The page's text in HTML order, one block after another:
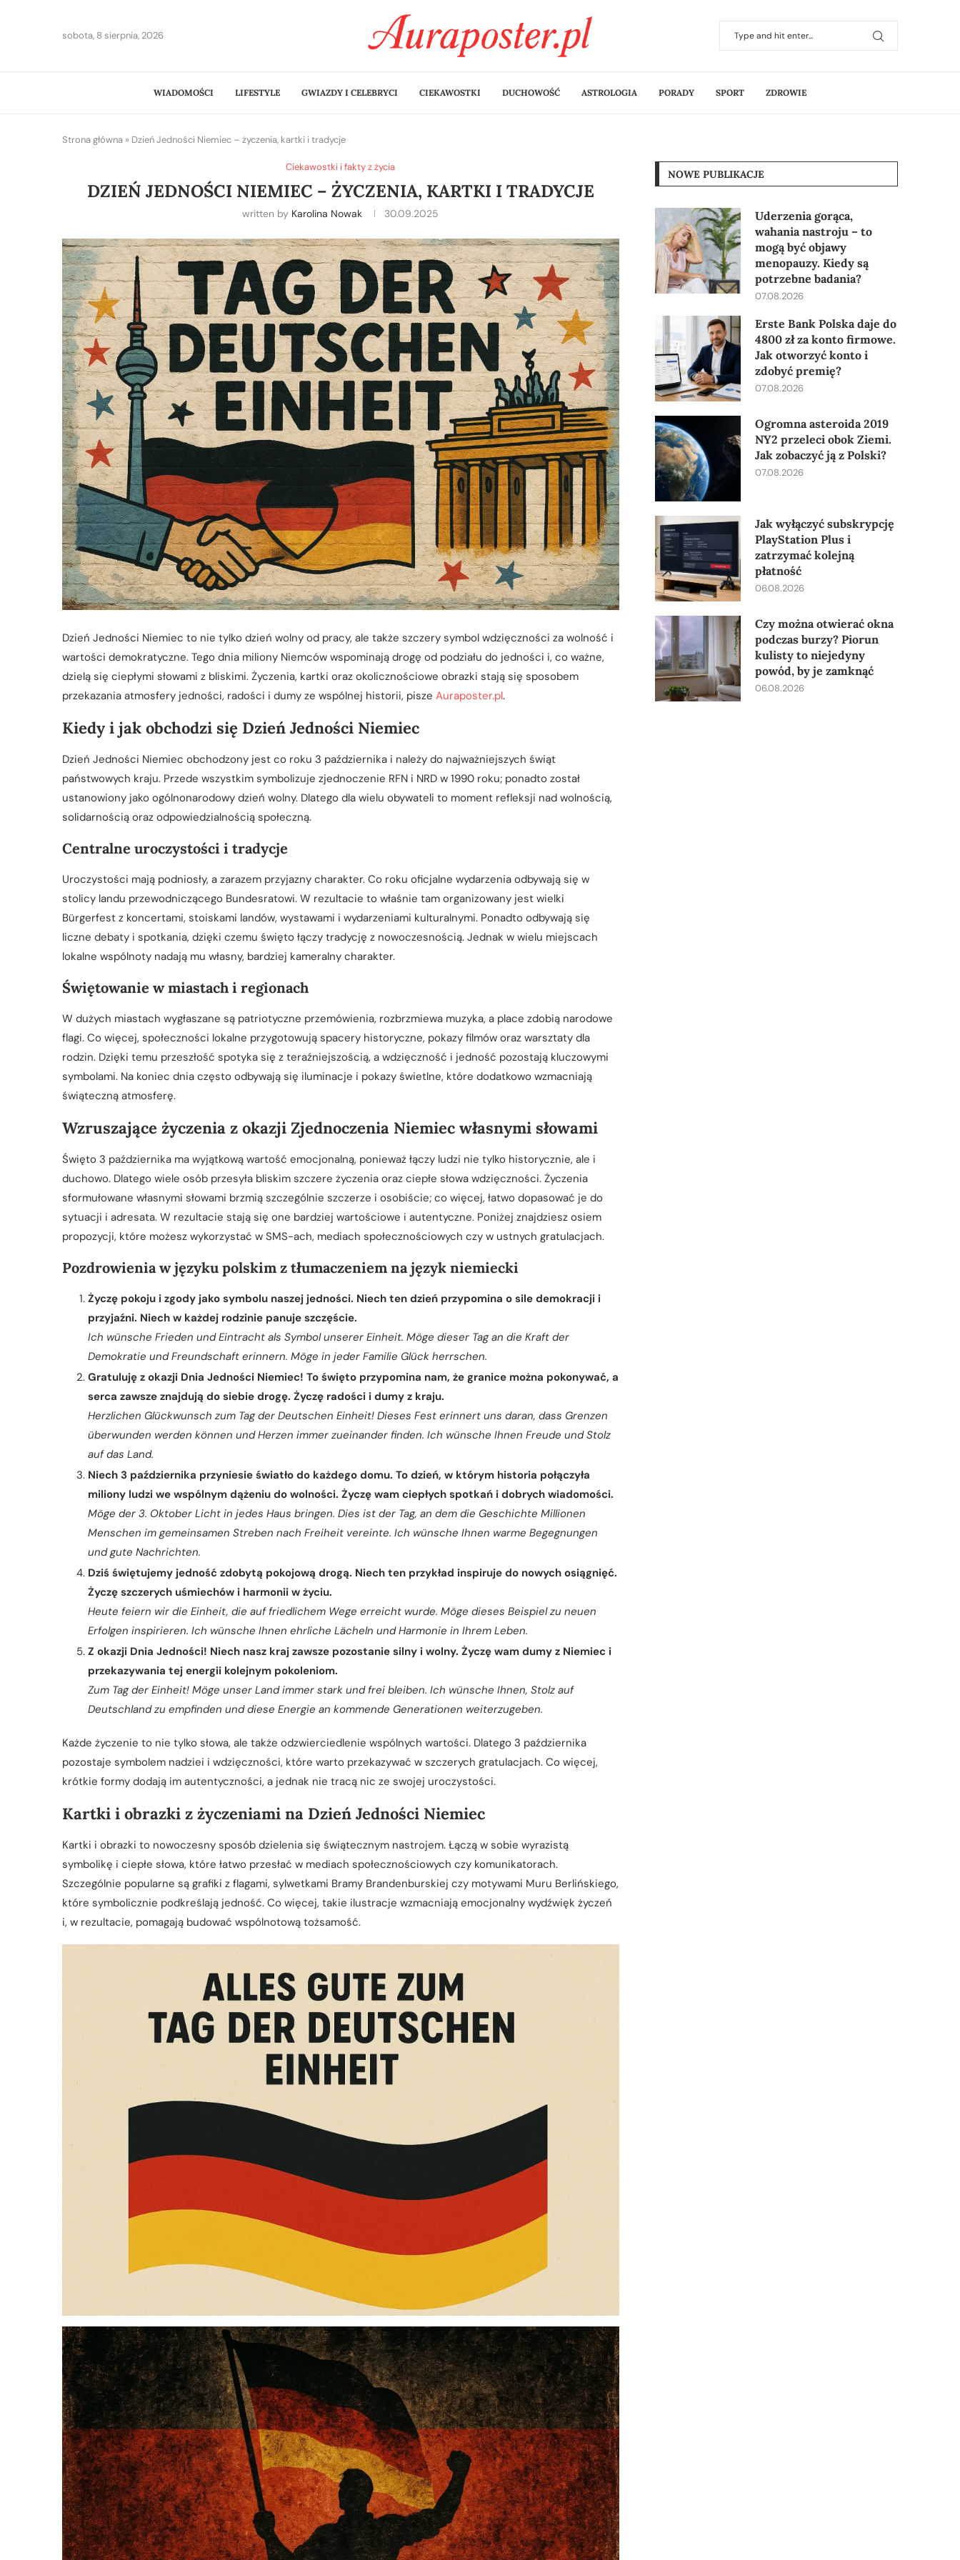
sobota, 8 sierpnia, 2026
WIADOMOŚCI LIFESTYLE GWIAZDY I CELEBRYCI CIEKAWOSTKI DUCHOWOŚĆ ASTROLOGIA PORADY SPORT ZDROWIE
Strona główna » Dzień Jedności Niemiec – życzenia, kartki i tradycje
Ciekawostki i fakty z życia
DZIEŃ JEDNOŚCI NIEMIEC – ŻYCZENIA, KARTKI I TRADYCJE
written by Karolina Nowak 30.09.2025
Dzień Jedności Niemiec to nie tylko dzień wolny od pracy, ale także szczery symbol wdzięczności za wolność i
wartości demokratyczne. Tego dnia miliony Niemców wspominają drogę od podziału do jedności i, co ważne,
dzielą się ciepłymi słowami z bliskimi. Życzenia, kartki oraz okolicznościowe obrazki stają się sposobem
przekazania atmosfery jedności, radości i dumy ze wspólnej historii, pisze Auraposter.pl.
Kiedy i jak obchodzi się Dzień Jedności Niemiec
Dzień Jedności Niemiec obchodzony jest co roku 3 października i należy do najważniejszych świąt
państwowych kraju. Przede wszystkim symbolizuje zjednoczenie RFN i NRD w 1990 roku; ponadto został
ustanowiony jako ogólnonarodowy dzień wolny. Dlatego dla wielu obywateli to moment refleksji nad wolnością,
solidarnością oraz odpowiedzialnością społeczną.
Centralne uroczystości i tradycje
Uroczystości mają podniosły, a zarazem przyjazny charakter. Co roku oficjalne wydarzenia odbywają się w
stolicy landu przewodniczącego Bundesratowi. W rezultacie to właśnie tam organizowany jest wielki
Bürgerfest z koncertami, stoiskami landów, wystawami i wydarzeniami kulturalnymi. Ponadto odbywają się
liczne debaty i spotkania, dzięki czemu święto łączy tradycję z nowoczesnością. Jednak w wielu miejscach
lokalne wspólnoty nadają mu własny, bardziej kameralny charakter.
Świętowanie w miastach i regionach
W dużych miastach wygłaszane są patriotyczne przemówienia, rozbrzmiewa muzyka, a place zdobią narodowe
flagi. Co więcej, społeczności lokalne przygotowują spacery historyczne, pokazy filmów oraz warsztaty dla
rodzin. Dzięki temu przeszłość spotyka się z teraźniejszością, a wdzięczność i jedność pozostają kluczowymi
symbolami. Na koniec dnia często odbywają się iluminacje i pokazy świetlne, które dodatkowo wzmacniają
świąteczną atmosferę.
Wzruszające życzenia z okazji Zjednoczenia Niemiec własnymi słowami
Święto 3 października ma wyjątkową wartość emocjonalną, ponieważ łączy ludzi nie tylko historycznie, ale i
duchowo. Dlatego wiele osób przesyła bliskim szczere życzenia oraz ciepłe słowa wdzięczności. Życzenia
sformułowane własnymi słowami brzmią szczególnie szczerze i osobiście; co więcej, łatwo dopasować je do
sytuacji i adresata. W rezultacie stają się one bardziej wartościowe i autentyczne. Poniżej znajdziesz osiem
propozycji, które możesz wykorzystać w SMS-ach, mediach społecznościowych czy w ustnych gratulacjach.
Pozdrowienia w języku polskim z tłumaczeniem na język niemiecki
Życzę pokoju i zgody jako symbolu naszej jedności. Niech ten dzień przypomina o sile demokracji i
przyjaźni. Niech w każdej rodzinie panuje szczęście.
Ich wünsche Frieden und Eintracht als Symbol unserer Einheit. Möge dieser Tag an die Kraft der
Demokratie und Freundschaft erinnern. Möge in jeder Familie Glück herrschen.
Gratuluję z okazji Dnia Jedności Niemiec! To święto przypomina nam, że granice można pokonywać, a
serca zawsze znajdują do siebie drogę. Życzę radości i dumy z kraju.
Herzlichen Glückwunsch zum Tag der Deutschen Einheit! Dieses Fest erinnert uns daran, dass Grenzen
überwunden werden können und Herzen immer zueinander finden. Ich wünsche Ihnen Freude und Stolz
auf das Land.
Niech 3 października przyniesie światło do każdego domu. To dzień, w którym historia połączyła
miliony ludzi we wspólnym dążeniu do wolności. Życzę wam ciepłych spotkań i dobrych wiadomości.
Möge der 3. Oktober Licht in jedes Haus bringen. Dies ist der Tag, an dem die Geschichte Millionen
Menschen im gemeinsamen Streben nach Freiheit vereinte. Ich wünsche Ihnen warme Begegnungen
und gute Nachrichten.
Dziś świętujemy jedność zdobytą pokojową drogą. Niech ten przykład inspiruje do nowych osiągnięć.
Życzę szczerych uśmiechów i harmonii w życiu.
Heute feiern wir die Einheit, die auf friedlichem Wege erreicht wurde. Möge dieses Beispiel zu neuen
Erfolgen inspirieren. Ich wünsche Ihnen ehrliche Lächeln und Harmonie in Ihrem Leben.
Z okazji Dnia Jedności! Niech nasz kraj zawsze pozostanie silny i wolny. Życzę wam dumy z Niemiec i
przekazywania tej energii kolejnym pokoleniom.
Zum Tag der Einheit! Möge unser Land immer stark und frei bleiben. Ich wünsche Ihnen, Stolz auf
Deutschland zu empfinden und diese Energie an kommende Generationen weiterzugeben.
Każde życzenie to nie tylko słowa, ale także odzwierciedlenie wspólnych wartości. Dlatego 3 października
pozostaje symbolem nadziei i wdzięczności, które warto przekazywać w szczerych gratulacjach. Co więcej,
krótkie formy dodają im autentyczności, a jednak nie tracą nic ze swojej uroczystości.
Kartki i obrazki z życzeniami na Dzień Jedności Niemiec
Kartki i obrazki to nowoczesny sposób dzielenia się świątecznym nastrojem. Łączą w sobie wyrazistą
symbolikę i ciepłe słowa, które łatwo przesłać w mediach społecznościowych czy komunikatorach.
Szczególnie popularne są grafiki z flagami, sylwetkami Bramy Brandenburskiej czy motywami Muru Berlińskiego,
które symbolicznie podkreślają jedność. Co więcej, takie ilustracje wzmacniają emocjonalny wydźwięk życzeń
i, w rezultacie, pomagają budować wspólnotową tożsamość.
NOWE PUBLIKACJE
Uderzenia gorąca,
wahania nastroju – to
mogą być objawy
menopauzy. Kiedy są
potrzebne badania?
07.08.2026
Erste Bank Polska daje do
4800 zł za konto firmowe.
Jak otworzyć konto i
zdobyć premię?
07.08.2026
Ogromna asteroida 2019
NY2 przeleci obok Ziemi.
Jak zobaczyć ją z Polski?
07.08.2026
Jak wyłączyć subskrypcję
PlayStation Plus i
zatrzymać kolejną
płatność
06.08.2026
Czy można otwierać okna
podczas burzy? Piorun
kulisty to niejedyny
powód, by je zamknąć
06.08.2026